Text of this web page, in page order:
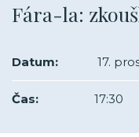
Fára-la:
Datum: 17.
Čas: 17:30